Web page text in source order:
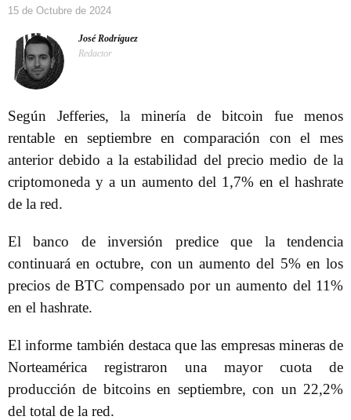
15 de Octubre de 2024
José Rodríguez
Redactor
Según Jefferies, la minería de bitcoin fue menos
rentable en septiembre en comparación con el mes
anterior debido a la estabilidad del precio medio de la
criptomoneda y a un aumento del 1,7% en el hashrate
de la red.
El banco de inversión predice que la tendencia
continuará en octubre, con un aumento del 5% en los
precios de BTC compensado por un aumento del 11%
en el hashrate.
El informe también destaca que las empresas mineras de
Norteamérica registraron una mayor cuota de
producción de bitcoins en septiembre, con un 22,2%
del total de la red.